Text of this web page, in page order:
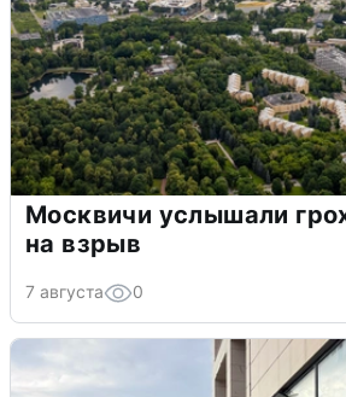
Москвичи услышали
на взрыв
7 августа 0